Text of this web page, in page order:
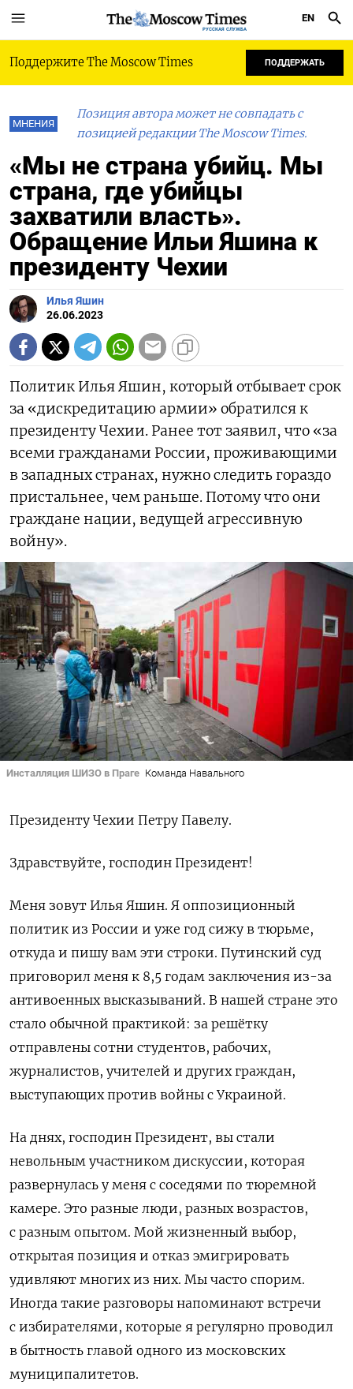
РУССКАЯ СЛУЖБА
EN
Поддержите The Moscow Times ПОДДЕРЖАТЬ
МНЕНИЯ
Позиция автора может не совпадать с
позицией редакции The Moscow Times.
«Мы не страна убийц. Мы
страна, где убийцы
захватили власть».
Обращение Ильи Яшина к
президенту Чехии
Илья Яшин
26.06.2023
Политик Илья Яшин, который отбывает срок
за «дискредитацию армии» обратился к
президенту Чехии. Ранее тот заявил, что «за
всеми гражданами России, проживающими
в западных странах, нужно следить гораздо
пристальнее, чем раньше. Потому что они
граждане нации, ведущей агрессивную
войну».
Инсталляция ШИЗО в Праге Команда Навального
Президенту Чехии Петру Павелу.
Здравствуйте, господин Президент!
Меня зовут Илья Яшин. Я оппозиционный
политик из России и уже год сижу в тюрьме,
откуда и пишу вам эти строки. Путинский суд
приговорил меня к 8,5 годам заключения из-за
антивоенных высказываний. В нашей стране это
стало обычной практикой: за решётку
отправлены сотни студентов, рабочих,
журналистов, учителей и других граждан,
выступающих против войны с Украиной.
На днях, господин Президент, вы стали
невольным участником дискуссии, которая
развернулась у меня с соседями по тюремной
камере. Это разные люди, разных возрастов,
с разным опытом. Мой жизненный выбор,
открытая позиция и отказ эмигрировать
удивляют многих из них. Мы часто спорим.
Иногда такие разговоры напоминают встречи
с избирателями, которые я регулярно проводил
в бытность главой одного из московских
муниципалитетов.